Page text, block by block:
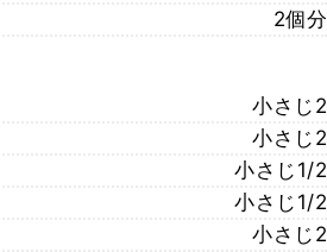
2個分
小さじ2
小さじ2
小さじ1/2
小さじ1/2
小さじ2